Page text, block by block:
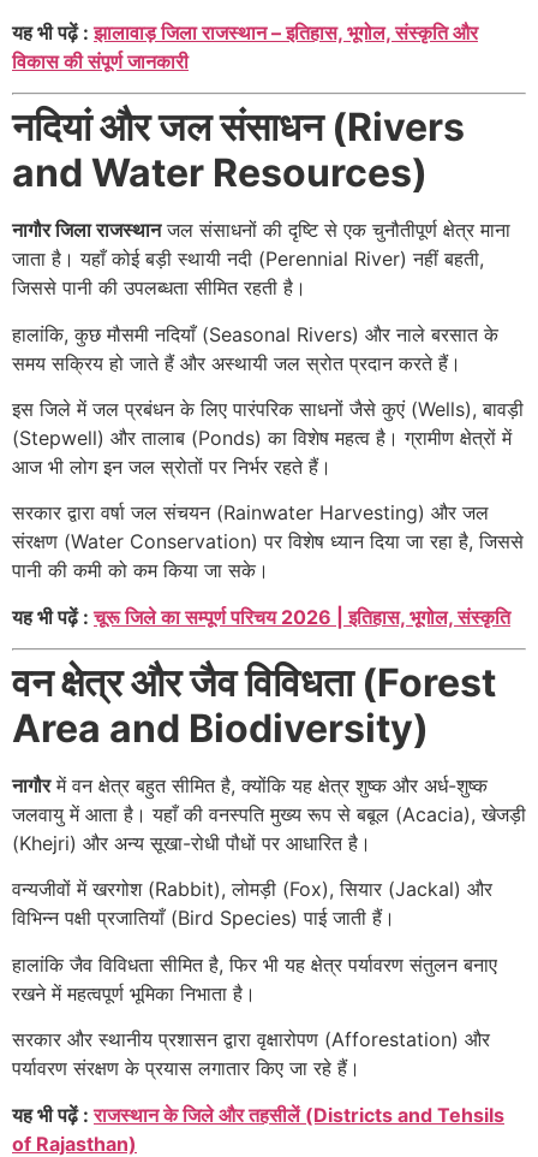
यह भी पढ़ें :झालावाड़ जिला राजस्थान – इतिहास, भूगोल, संस्कृति और
विकास की संपूर्ण जानकारी
नदियां और जल संसाधन (Rivers
and Water Resources)
नागौर जिला राजस्थानजल संसाधनों की दृष्टि से एक चुनौतीपूर्ण क्षेत्र माना
जाता है। यहाँ कोई बड़ी स्थायी नदी (Perennial River) नहीं बहती,
जिससे पानी की उपलब्धता सीमित रहती है।
हालांकि, कुछ मौसमी नदियाँ (Seasonal Rivers) और नाले बरसात के
समय सक्रिय हो जाते हैं और अस्थायी जल स्रोत प्रदान करते हैं।
इस जिले में जल प्रबंधन के लिए पारंपरिक साधनों जैसे कुएं (Wells), बावड़ी
(Stepwell) और तालाब (Ponds) का विशेष महत्व है। ग्रामीण क्षेत्रों में
आज भी लोग इन जल स्रोतों पर निर्भर रहते हैं।
सरकार द्वारा वर्षा जल संचयन (Rainwater Harvesting) और जल
संरक्षण (Water Conservation) पर विशेष ध्यान दिया जा रहा है, जिससे
पानी की कमी को कम किया जा सके।
यह भी पढ़ें :चूरू जिले का सम्पूर्ण परिचय 2026 | इतिहास, भूगोल, संस्कृति
वन क्षेत्र और जैव विविधता (Forest
Area and Biodiversity)
नागौरमें वन क्षेत्र बहुत सीमित है, क्योंकि यह क्षेत्र शुष्क और अर्ध-शुष्क
जलवायु में आता है। यहाँ की वनस्पति मुख्य रूप से बबूल (Acacia), खेजड़ी
(Khejri) और अन्य सूखा-रोधी पौधों पर आधारित है।
वन्यजीवों में खरगोश (Rabbit), लोमड़ी (Fox), सियार (Jackal) और
विभिन्न पक्षी प्रजातियाँ (Bird Species) पाई जाती हैं।
हालांकि जैव विविधता सीमित है, फिर भी यह क्षेत्र पर्यावरण संतुलन बनाए
रखने में महत्वपूर्ण भूमिका निभाता है।
सरकार और स्थानीय प्रशासन द्वारा वृक्षारोपण (Afforestation) और
पर्यावरण संरक्षण के प्रयास लगातार किए जा रहे हैं।
यह भी पढ़ें :राजस्थान के जिले और तहसीलें (Districts and Tehsils
of Rajasthan)